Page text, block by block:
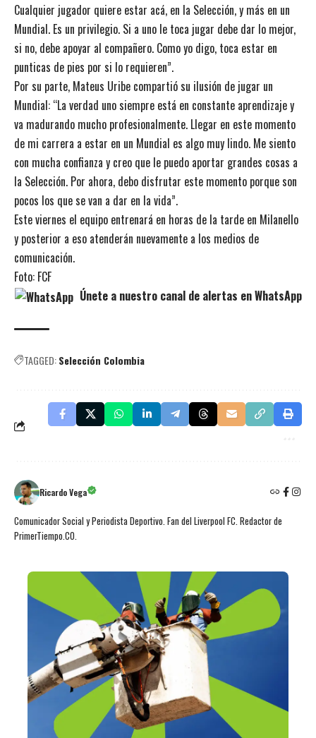
Cualquier jugador quiere estar acá, en la Selección, y más en un
Mundial. Es un privilegio. Si a uno le toca jugar debe dar lo mejor,
si no, debe apoyar al compañero. Como yo digo, toca estar en
punticas de pies por si lo requieren”.
Por su parte, Mateus Uribe compartió su ilusión de jugar un
Mundial: “La verdad uno siempre está en constante aprendizaje y
va madurando mucho profesionalmente. Llegar en este momento
de mi carrera a estar en un Mundial es algo muy lindo. Me siento
con mucha confianza y creo que le puedo aportar grandes cosas a
la Selección. Por ahora, debo disfrutar este momento porque son
pocos los que se van a dar en la vida”.
Este viernes el equipo entrenará en horas de la tarde en Milanello
y posterior a eso atenderán nuevamente a los medios de
comunicación.
Foto: FCF
Únete a nuestro canal de alertas en WhatsApp
TAGGED:Selección Colombia
Ricardo Vega
Comunicador Social y Periodista Deportivo. Fan del Liverpool FC. Redactor de
PrimerTiempo.CO.